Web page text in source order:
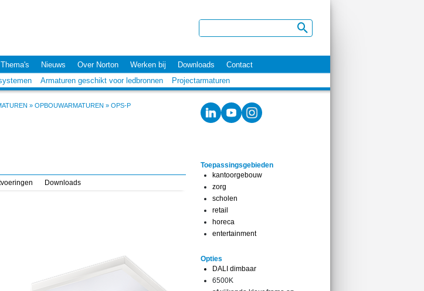
Thema's Nieuws Over Norton Werken bij Downloads
Contact
Armaturen geschikt voor ledbronnen Projectarmaturen
» OPBOUWARMATUREN » OPS-P
Downloads
Toepassingsgebieden
kantoorgebouw
zorg
scholen
retail
horeca
entertainment
Opties
DALI dimbaar
6500K